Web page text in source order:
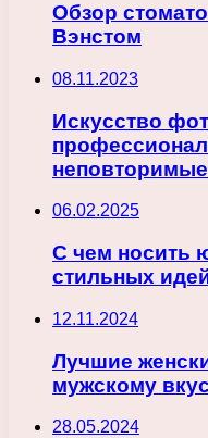
Обзор
Вэнстом
08.11.2023
Искусство
06.02.2025
С чем носить
стильных
12.11.2024
Лучшие
мужскому
28.05.2024